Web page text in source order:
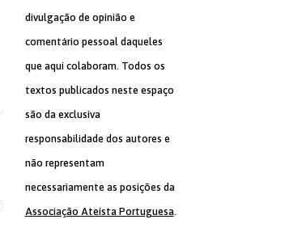
divulgação de opinião e
comentário pessoal daqueles
que aqui colaboram. Todos os
textos publicados neste espaço
são da exclusiva
responsabilidade dos autores e
não representam
necessariamente as posições da
Associação Ateísta Portuguesa.